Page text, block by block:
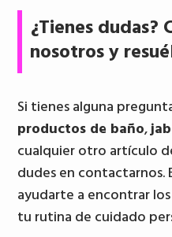
¿Tienes dudas?
nosotros y
Si tienes alguna
productos de baño,
cualquier otro artículo
dudes en contactarnos.
ayudarte a encontrar
tu rutina de cuidado